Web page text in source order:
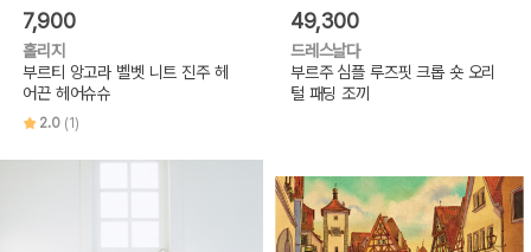
7,900
홀리지
부르티 앙고라 벨벳 니트 진주 헤
어끈 헤어슈슈
2.0 (1)
49,300
드레스날다
부르주 심플 루즈핏 크롭 숏 오리
털 패딩 조끼